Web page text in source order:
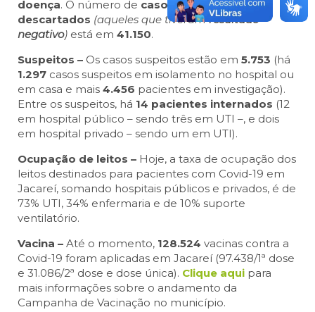
doença. O número de casos
descartados (aqueles que tiveramresultado
negativo) está em 41.150.
Suspeitos – Os casos suspeitos estão em 5.753 (há
1.297 casos suspeitos em isolamento no hospital ou
em casa e mais 4.456 pacientes em investigação).
Entre os suspeitos, há 14 pacientes internados (12
em hospital público – sendo três em UTI –, e dois
em hospital privado – sendo um em UTI).
Ocupação de leitos – Hoje, a taxa de ocupação dos
leitos destinados para pacientes com Covid-19 em
Jacareí, somando hospitais públicos e privados, é de
73% UTI, 34% enfermaria e de 10% suporte
ventilatório.
Vacina – Até o momento, 128.524 vacinas contra a
Covid-19 foram aplicadas em Jacareí (97.438/1ª dose
e 31.086/2ª dose e dose única). Clique aqui para
mais informações sobre o andamento da
Campanha de Vacinação no município.